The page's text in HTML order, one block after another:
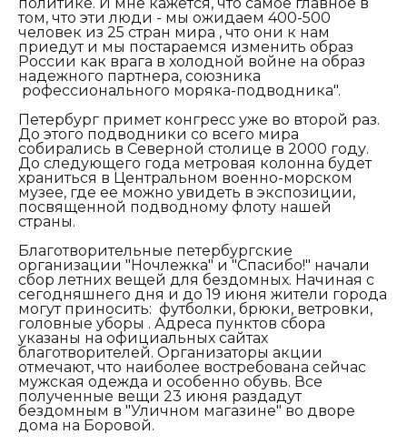
том, что эти люди - мы ожидаем 400-500
человек из 25 стран мира , что они к нам
приедут и мы постараемся изменить образ
России как врага в холодной войне на образ
надежного партнера, союзника
рофессионального моряка-подводника".
Петербург примет конгресс уже во второй раз.
До этого подводники со всего мира
собирались в Северной столице в 2000 году.
До следующего года метровая колонна будет
храниться в Центральном военно-морском
музее, где ее можно увидеть в экспозиции,
посвященной подводному флоту нашей
страны.
Благотворительные петербургские
организации "Ночлежка" и "Спасибо!" начали
сбор летних вещей для бездомных. Начиная с
сегодняшнего дня и до 19 июня жители города
могут приносить: футболки, брюки, ветровки,
головные уборы . Адреса пунктов сбора
указаны на официальных сайтах
благотворителей. Организаторы акции
отмечают, что наиболее востребована сейчас
мужская одежда и особенно обувь. Все
полученные вещи 23 июня раздадут
бездомным в "Уличном магазине" во дворе
дома на Боровой.